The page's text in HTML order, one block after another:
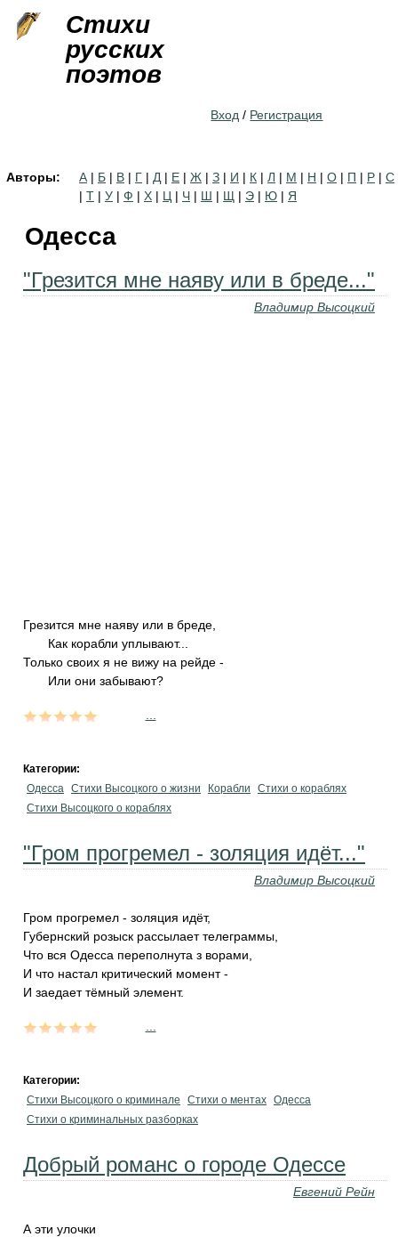
Стихи
русских
поэтов
Вход / Регистрация
Авторы: А | Б | В | Г | Д | Е | Ж | З | И | К | Л | М | Н | О | П | Р | С
| Т | У | Ф | Х | Ц | Ч | Ш | Щ | Э | Ю | Я
Одесса
"Грезится мне наяву или в бреде..."
Владимир Высоцкий
Грезится мне наяву или в бреде,
Как корабли уплывают...
Только своих я не вижу на рейде -
Или они забывают?
Категории:
Одесса Стихи Высоцкого о жизни Корабли
Стихи о кораблях
Стихи Высоцкого о кораблях
"Гром прогремел - золяция идёт..."
Владимир Высоцкий
Гром прогремел - золяция идёт,
Губернский розыск рассылает телеграммы,
Что вся Одесса переполнута з ворами,
И что настал критический момент -
И заедает тёмный элемент.
Категории:
Стихи Высоцкого о криминале
Стихи о ментах Одесса
Стихи о криминальных разборках
Добрый романс о городе Одессе
Евгений Рейн
А эти улочки